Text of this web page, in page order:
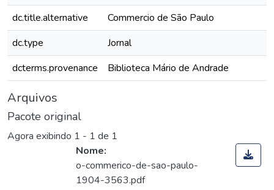
dc.title.alternative
Commercio de São Paulo
dc.type
Jornal
dcterms.provenance
Biblioteca Mário de Andrade
Arquivos
Pacote original
Agora exibindo 1 - 1 de 1
Nome:
o-commerico-de-sao-paulo-
1904-3563.pdf